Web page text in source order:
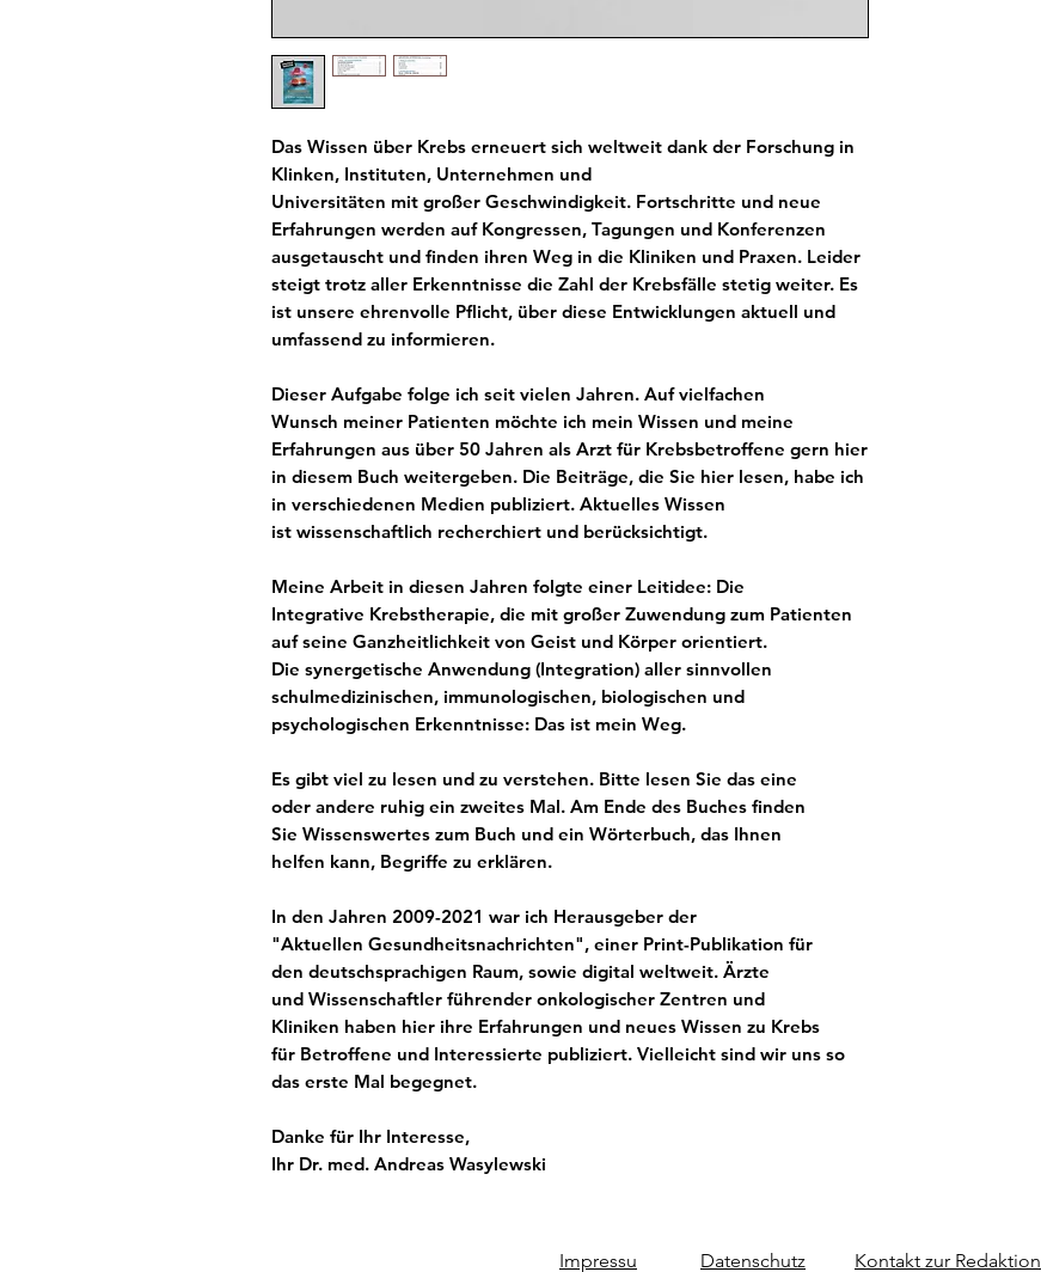
Das Wissen über Krebs erneuert sich weltweit dank der Forschung in
Klinken, Instituten, Unternehmen und
Universitäten mit großer Geschwindigkeit. Fortschritte und neue
Erfahrungen werden auf Kongressen, Tagungen und Konferenzen
ausgetauscht und finden ihren Weg in die Kliniken und Praxen. Leider
steigt trotz aller Erkenntnisse die Zahl der Krebsfälle stetig weiter. Es
ist unsere ehrenvolle Pflicht, über diese Entwicklungen aktuell und
umfassend zu informieren.
Dieser Aufgabe folge ich seit vielen Jahren. Auf vielfachen
Wunsch meiner Patienten möchte ich mein Wissen und meine
Erfahrungen aus über 50 Jahren als Arzt für Krebsbetroffene gern hier
in diesem Buch weitergeben. Die Beiträge, die Sie hier lesen, habe ich
in verschiedenen Medien publiziert. Aktuelles Wissen
ist wissenschaftlich recherchiert und berücksichtigt.
Meine Arbeit in diesen Jahren folgte einer Leitidee: Die
Integrative Krebstherapie, die mit großer Zuwendung zum Patienten
auf seine Ganzheitlichkeit von Geist und Körper orientiert.
Die synergetische Anwendung (Integration) aller sinnvollen
schulmedizinischen, immunologischen, biologischen und
psychologischen Erkenntnisse: Das ist mein Weg.
Es gibt viel zu lesen und zu verstehen. Bitte lesen Sie das eine
oder andere ruhig ein zweites Mal. Am Ende des Buches finden
Sie Wissenswertes zum Buch und ein Wörterbuch, das Ihnen
helfen kann, Begriffe zu erklären.
In den Jahren 2009-2021 war ich Herausgeber der
"Aktuellen Gesundheitsnachrichten", einer Print-Publikation für
den deutschsprachigen Raum, sowie digital weltweit. Ärzte
und Wissenschaftler führender onkologischer Zentren und
Kliniken haben hier ihre Erfahrungen und neues Wissen zu Krebs
für Betroffene und Interessierte publiziert. Vielleicht sind wir uns so
das erste Mal begegnet.
Danke für Ihr Interesse,
Ihr Dr. med. Andreas Wasylewski
Impressu
Datenschutz Kontakt zur Redaktion